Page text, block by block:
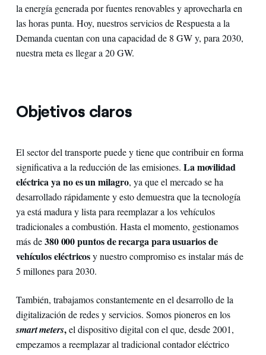
la energía generada por fuentes renovables y aprovecharla en
las horas punta. Hoy, nuestros servicios de Respuesta a la
Demanda cuentan con una capacidad de 8 GW y, para 2030,
nuestra meta es llegar a 20 GW.
Objetivos claros
El sector del transporte puede y tiene que contribuir en forma
significativa a la reducción de las emisiones. La movilidad
eléctrica ya no es un milagro, ya que el mercado se ha
desarrollado rápidamente y esto demuestra que la tecnología
ya está madura y lista para reemplazar a los vehículos
tradicionales a combustión. Hasta el momento, gestionamos
más de380 000 puntos de recarga para usuarios de
vehículos eléctricosy nuestro compromiso es instalar más de
5 millones para 2030.
También, trabajamos constantemente en el desarrollo de la
digitalización de redes y servicios. Somos pioneros en los
smart meters,el dispositivo digital con el que, desde 2001,
empezamos a reemplazar al tradicional contador eléctrico